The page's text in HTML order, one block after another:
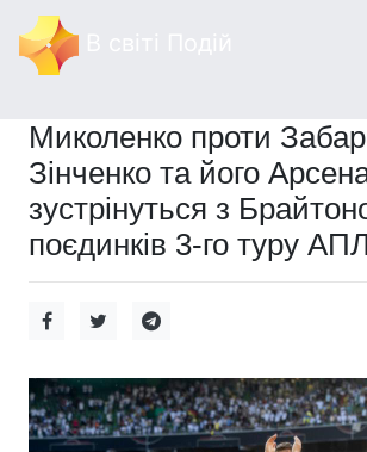
Миколенко проти
Зінченко та його
зустрінуться з
поєдинків 3-го туру АПЛ